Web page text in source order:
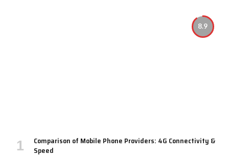
8.9
Comparison of Mobile Phone Providers: 4G Connectivity &
Speed